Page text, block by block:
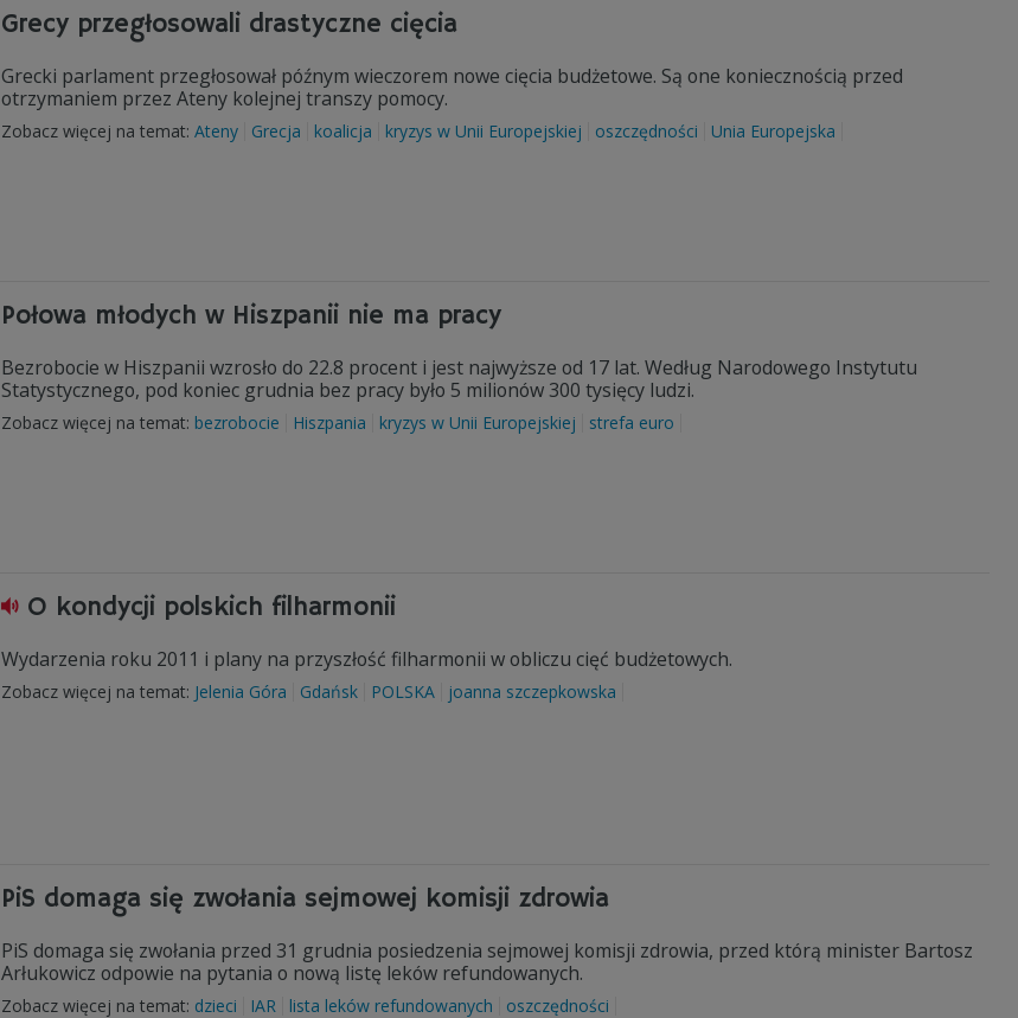
Grecy przegłosowali drastyczne cięcia
Grecki parlament przegłosował późnym wieczorem nowe cięcia budżetowe. Są one koniecznością przed
otrzymaniem przez Ateny kolejnej transzy pomocy.
Zobacz więcej na temat: Ateny Grecja koalicja kryzys w Unii Europejskiej oszczędności Unia Europejska
Połowa młodych w Hiszpanii nie ma pracy
Bezrobocie w Hiszpanii wzrosło do 22.8 procent i jest najwyższe od 17 lat. Według Narodowego Instytutu
Statystycznego, pod koniec grudnia bez pracy było 5 milionów 300 tysięcy ludzi.
Zobacz więcej na temat: bezrobocie Hiszpania kryzys w Unii Europejskiej strefa euro
O kondycji polskich filharmonii
Wydarzenia roku 2011 i plany na przyszłość filharmonii w obliczu cięć budżetowych.
Zobacz więcej na temat: Jelenia Góra Gdańsk POLSKA joanna szczepkowska
PiS domaga się zwołania sejmowej komisji zdrowia
PiS domaga się zwołania przed 31 grudnia posiedzenia sejmowej komisji zdrowia, przed którą minister Bartosz
Arłukowicz odpowie na pytania o nową listę leków refundowanych.
Zobacz więcej na temat: dzieci IAR lista leków refundowanych oszczędności